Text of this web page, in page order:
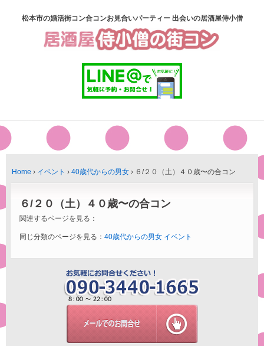
松本市の婚活街コン合コンお見合いパーティー 出会いの居酒屋侍小僧
Home › イベント › 40歳代からの男女 › ６/２０（土）４０歳〜の合コン
６/２０（土）４０歳〜の合コン
関連するページを見る：
同じ分類のページを見る： 40歳代からの男女 イベント